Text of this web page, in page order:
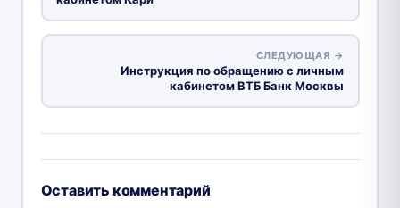
СЛЕДУЮЩАЯ →
Инструкция по обращению с личным
кабинетом ВТБ Банк Москвы
Оставить комментарий